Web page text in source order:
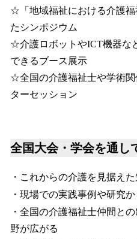
☆「地域福祉における介護
たシンポジウム
☆介護ロボットやICT機器な
できるブース展示
☆全国の介護福祉士や学術
ターセッション
全国大会・学会を通し
・これからの介護を見据え
・現場での実践事例や研究
・全国の介護福祉士仲間と
野が広がる